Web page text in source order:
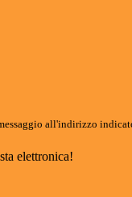
all'indirizzo
elettronica!